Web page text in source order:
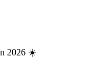
2026 ☀️